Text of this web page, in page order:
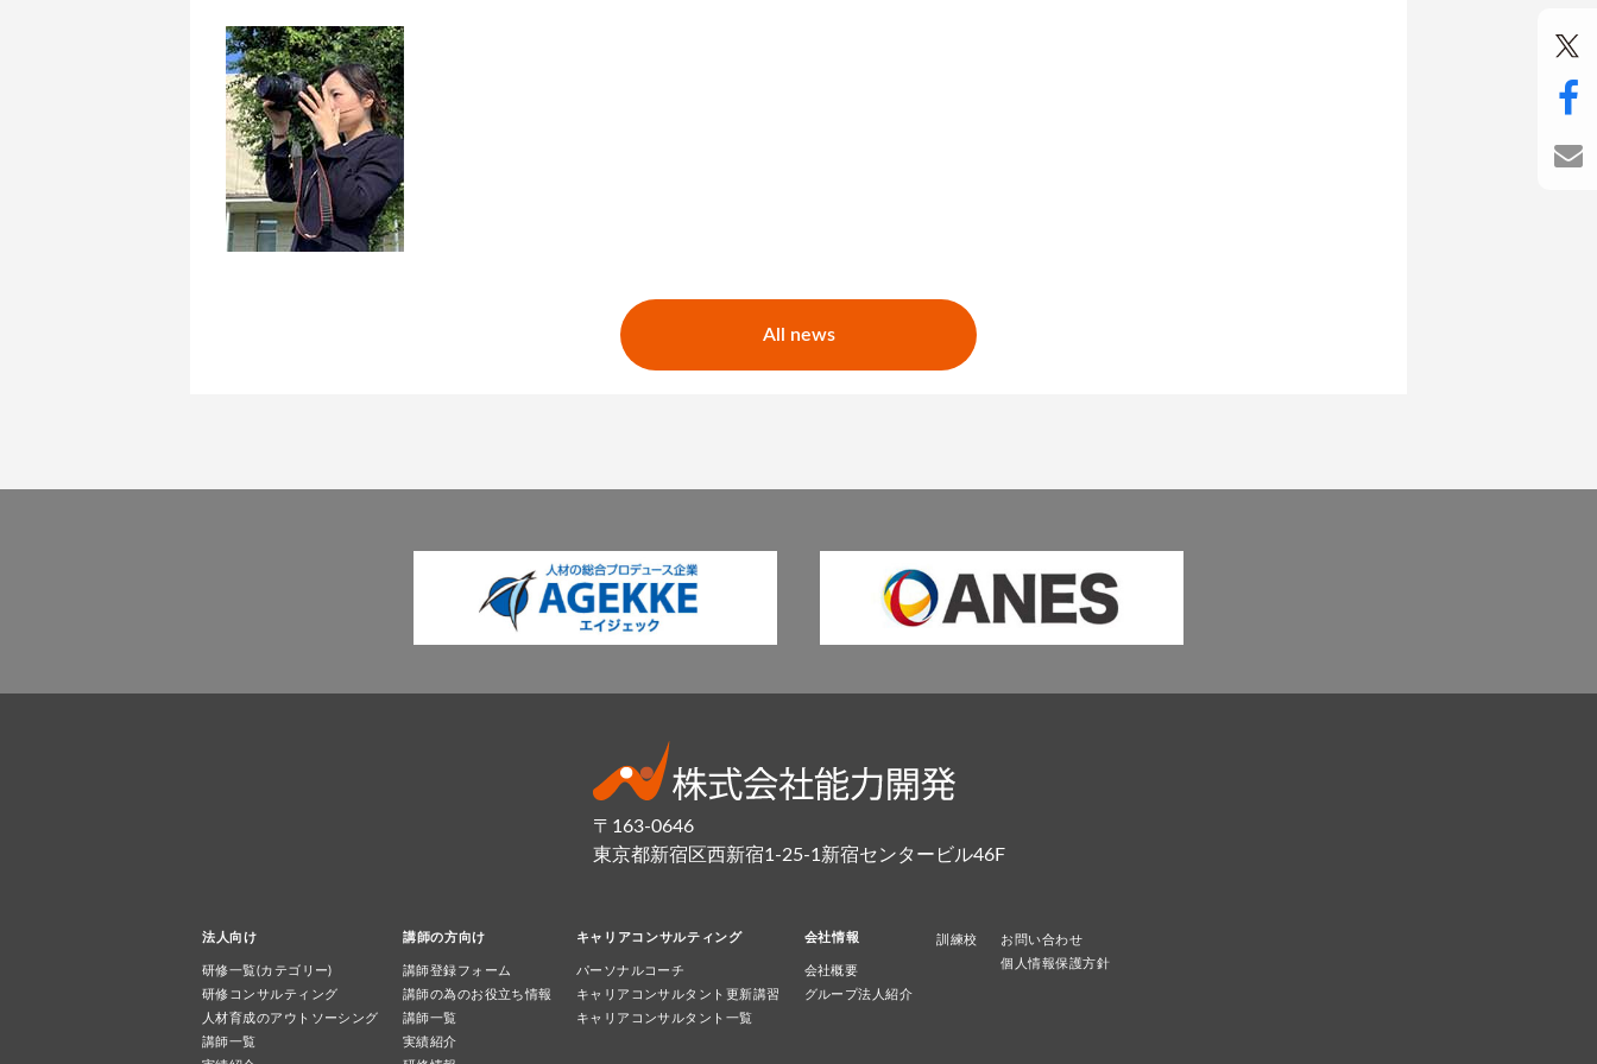
All news
〒163-0646
東京都新宿区西新宿1-25-1新宿センタービル46F
法人向け
研修一覧(カテゴリー)
研修コンサルティング
人材育成のアウトソーシング
講師一覧
講師の方向け
講師登録フォーム
講師の為のお役立ち情報
講師一覧
実績紹介
キャリアコンサルティング
パーソナルコーチ
キャリアコンサルタント更新講習
キャリアコンサルタント一覧
会社情報
会社概要
グループ法人紹介
訓練校
お問い合わせ
個人情報保護方針